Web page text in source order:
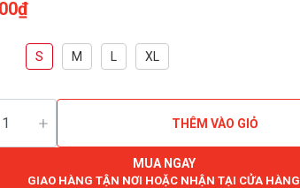
S M XL
THÊM VÀO GIỎ
MUA NGAY
GIAO HÀNG TẬN NƠI HOẶC NHẬN TẠI CỬA HÀNG